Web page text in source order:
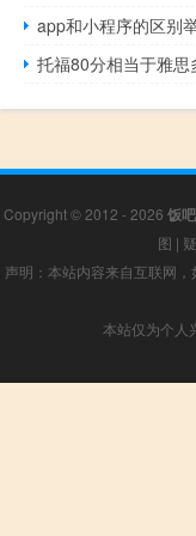
app和小程序的区别
托福80分相当于雅思
Copyright © 2012 - 2026 饭
图 |
声明：本站内容来自互联网
本站仅为个人